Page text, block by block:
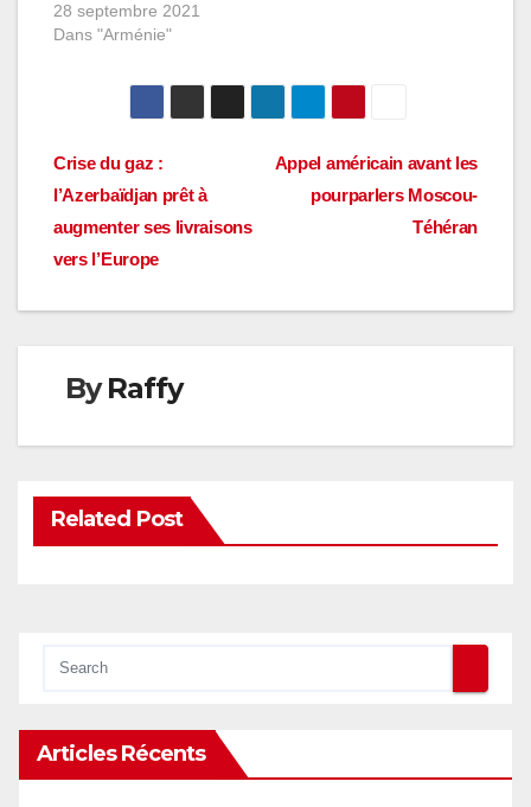
28 septembre 2021
Dans "Arménie"
Navigation
de
l’article
Appel américain avant les
pourparlers Moscou-
Téhéran
Crise du gaz :
l’Azerbaïdjan prêt à
augmenter ses livraisons
vers l’Europe
ByRaffy
Related Post
Articles Récents